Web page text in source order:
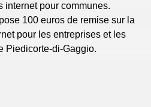
internet pour communes.
100 euros de remise sur la
pour les entreprises et les
Piedicorte-di-Gaggio.